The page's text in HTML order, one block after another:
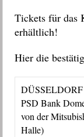
Tickets für das
erhältlich!
Hier die
DÜSSELDORF
PSD Bank
von der
Halle)